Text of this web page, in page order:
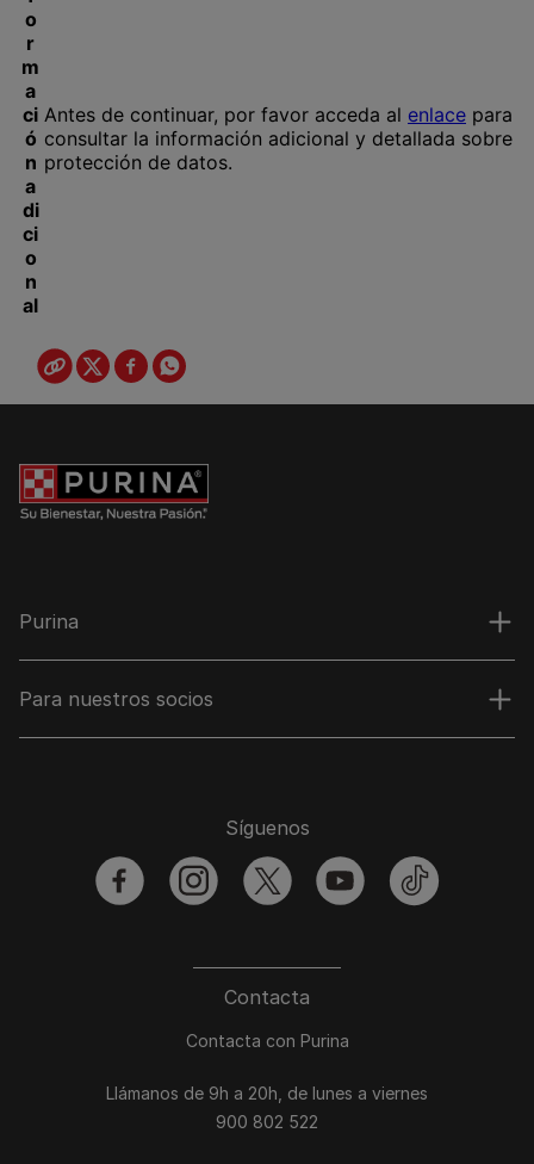
Purina
Para nuestros socios
Contacta
Contacta con Purina
Llámanos de 9h a 20h, de lunes a viernes
900 802 522
Síguenos
facebookinstagramtwitter youtubetiktok